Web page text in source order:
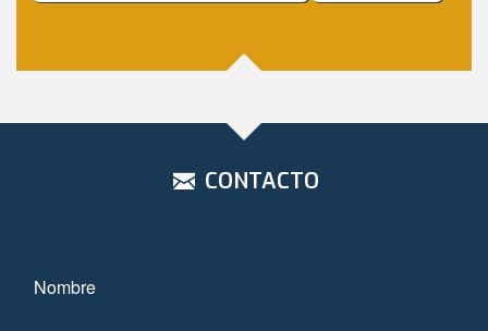
CONTACTO
Nombre